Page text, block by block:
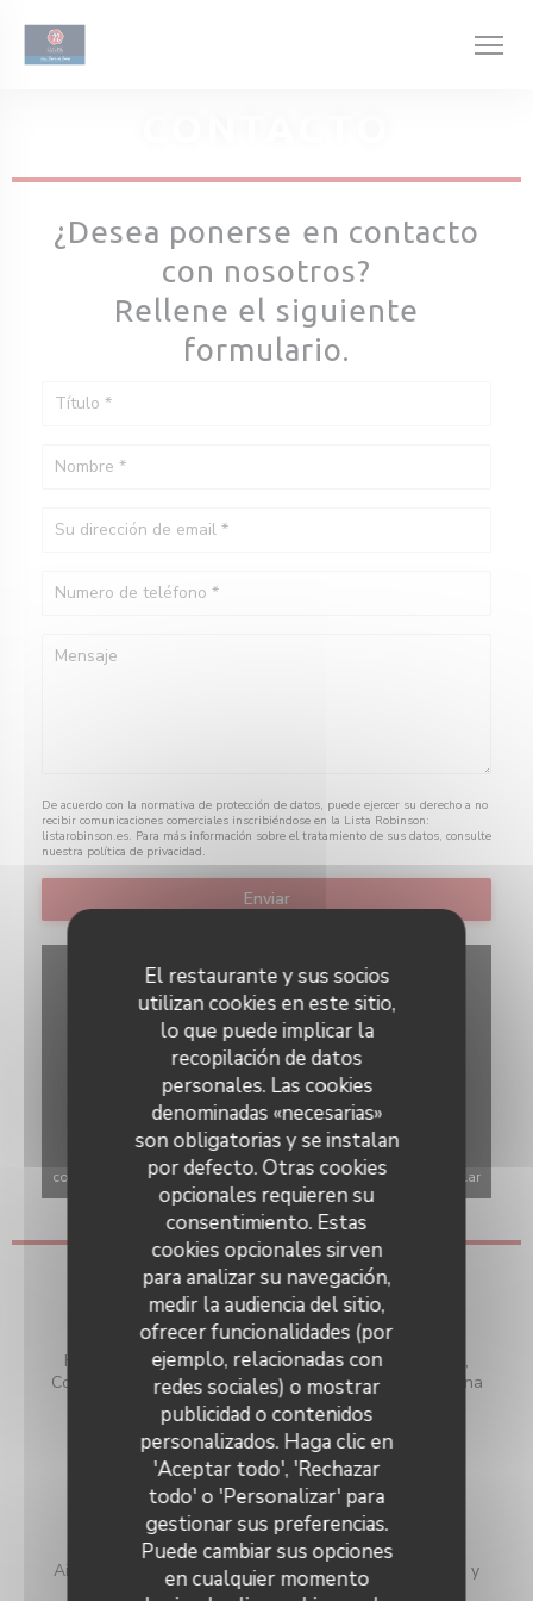
El restaurante y sus socios
utilizan cookies en este sitio,
lo que puede implicar la
recopilación de datos
personales. Las cookies
denominadas «necesarias»
son obligatorias y se instalan
por defecto. Otras cookies
opcionales requieren su
consentimiento. Estas
cookies opcionales sirven
para analizar su navegación,
medir la audiencia del sitio,
ofrecer funcionalidades (por
ejemplo, relacionadas con
redes sociales) o mostrar
publicidad o contenidos
personalizados. Haga clic en
'Aceptar todo', 'Rechazar
todo' o 'Personalizar' para
gestionar sus preferencias.
Puede cambiar sus opciones
en cualquier momento
¿Desea ponerse en contacto
con nosotros?
Rellene el siguiente
formulario.
De acuerdo con la normativa de protección de datos, puede ejercer su derecho a no
recibir comunicaciones comerciales inscribiéndose en la Lista Robinson:
listarobinson.es. Para más información sobre el tratamiento de sus datos, consulte
nuestra política de privacidad.
Para mostrar el mapa interactivo de Waze, debe aceptar las
cookies de Waze Map (Google). Estas cookies pueden recopilar
datos de navegación y ubicación.
Permitir
Información general
Cocina
Hecho en casa, Productos locales , Vegano amistoso,
Cocina Local, productos frescos, Cocina moderna, Cocina
Tradicional, Francesa, Francesa Tradicional
Tipo de negocio
Cocina moderna y "bistrot" auténtico, Restaurante
Tradicional
Servicios
Aire Acondicionado, Terraza, Cargadores para móviles y
tablets, WiFi gratuita